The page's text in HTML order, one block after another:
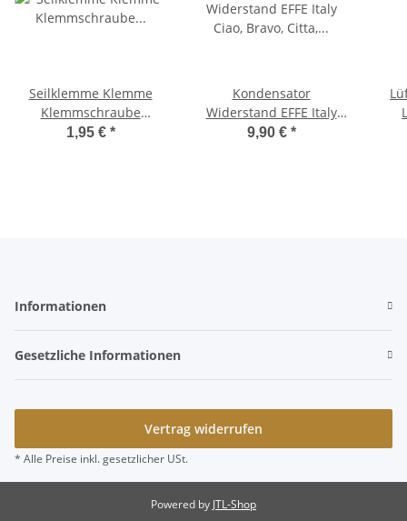
Seilklemme Klemme
Klemmschraube
BremszugKlemmplättchen
1,95 € *
Kondensator
Widerstand EFFE Italy
Ciao, Bravo, Citta, Boss,
9,90 € *
Informationen
Gesetzliche Informationen
Vertrag widerrufen
* Alle Preise inkl. gesetzlicher USt.
Powered by JTL-Shop